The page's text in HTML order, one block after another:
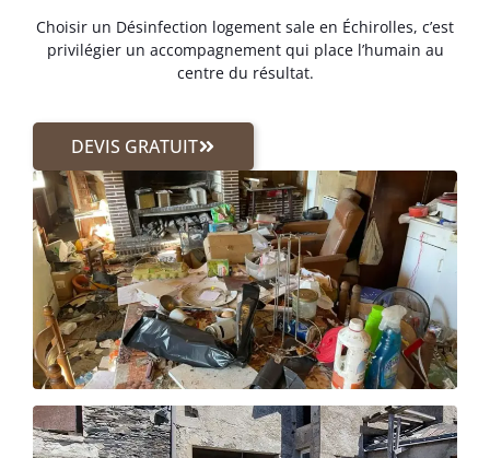
Choisir un Désinfection logement sale en Échirolles, c’est
privilégier un accompagnement qui place l’humain au
centre du résultat.
DEVIS GRATUIT